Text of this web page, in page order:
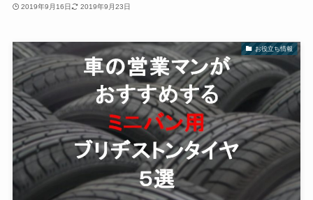
2019年9月16日 2019年9月23日
お役立ち情報